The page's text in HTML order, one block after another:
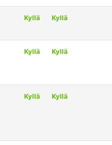
Kyllä Kyllä
Kyllä Kyllä
Kyllä Kyllä